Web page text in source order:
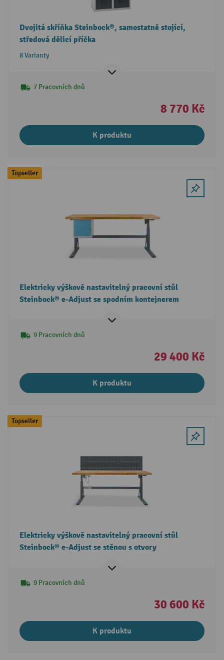
Dvojitá skříňka Steinbock®, samostatně stojící,
středová dělicí příčka
8 Varianty
7 Pracovních dnů
8 770 Kč
K produktu
Topseller
Elektricky výškově nastavitelný pracovní stůl
Steinbock® e-Adjust se spodním kontejnerem
9 Pracovních dnů
29 400 Kč
K produktu
Topseller
Elektricky výškově nastavitelný pracovní stůl
Steinbock® e-Adjust se stěnou s otvory
9 Pracovních dnů
30 600 Kč
K produktu